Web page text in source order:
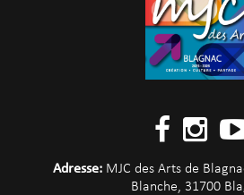
Adresse: MJC des Arts de
Blanche, 31700